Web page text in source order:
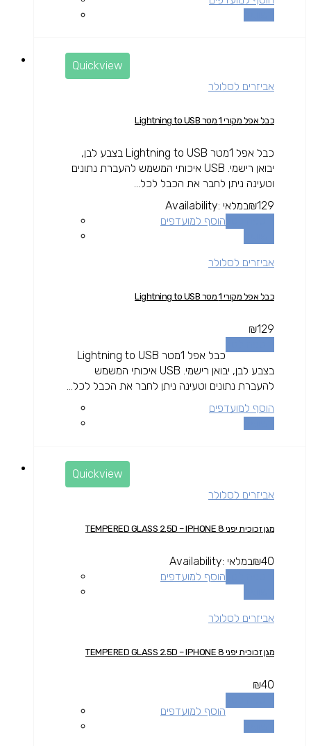
Quickview
אביזרים לסלולר
כבל אפל מקורי 1 מטר Lightning to USB
כבל אפל 1מטר Lightning to USB בצבע לבן,
יבואן רישמי. USB איכותי המשמש להעברת נתונים
וטעינה ניתן לחבר את הכבל לכל...
₪129
Availability: במלאי
הוסף למועדפים
אביזרים לסלולר
כבל אפל מקורי 1 מטר Lightning to USB
₪129
כבל אפל 1מטר Lightning to USB
בצבע לבן, יבואן רישמי. USB איכותי המשמש
להעברת נתונים וטעינה ניתן לחבר את הכבל לכל...
הוסף למועדפים
Quickview
אביזרים לסלולר
מגן זכוכית יפני TEMPERED GLASS 2.5D – IPHONE 8
₪40
Availability: במלאי
הוסף למועדפים
אביזרים לסלולר
מגן זכוכית יפני TEMPERED GLASS 2.5D – IPHONE 8
₪40
הוסף למועדפים